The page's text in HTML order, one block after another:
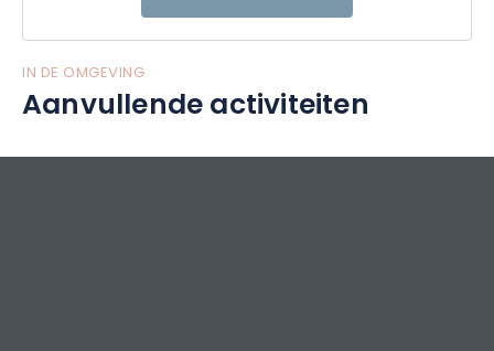
IN DE OMGEVING
Aanvullende activiteiten